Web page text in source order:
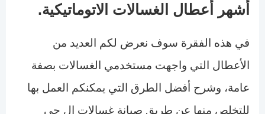
أشهر أعطال الغسالات الاتوماتيكية.
في هذه الفقرة سوف نعرض لكم العديد من
الأعطال التي واجهت مستخدمي الغسالات بصفة
عامة، وشرح أفضل الطرق التي يمكنكم العمل بها
للتخلص منها عن طريق صيانة غسالات ال جي